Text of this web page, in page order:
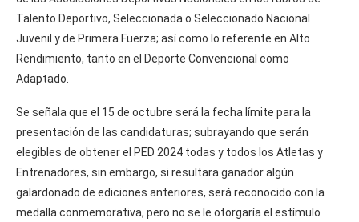
Talento Deportivo, Seleccionada o Seleccionado Nacional
Juvenil y de Primera Fuerza; así como lo referente en Alto
Rendimiento, tanto en el Deporte Convencional como
Adaptado.
Se señala que el 15 de octubre será la fecha límite para la
presentación de las candidaturas; subrayando que serán
elegibles de obtener el PED 2024 todas y todos los Atletas y
Entrenadores, sin embargo, si resultara ganador algún
galardonado de ediciones anteriores, será reconocido con la
medalla conmemorativa, pero no se le otorgaría el estímulo